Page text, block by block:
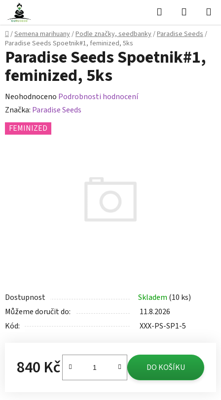
Přejít
obsah
Hledat
KOŠÍK
Domů
/Semena marihuany/Podle značky, seedbanky/Paradise Seeds/
Paradise Seeds Spoetnik#1, feminized, 5ks
Dostupnost Skladem (10 ks)
Můžeme doručit do:
11.8.2026
Kód:
XXX-PS-SP1-5
840 Kč DO KOŠÍKU
Paradise Seeds Spoetnik#1,
feminized, 5ks
Průměrné
hodnocení
produktu
je
Neohodnoceno Podrobnosti hodnocení
Značka: Paradise Seeds
FEMINIZED